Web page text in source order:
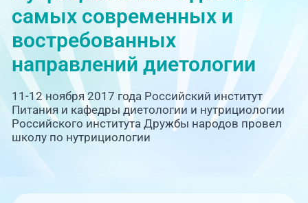
Акции
Отзывы
Адреса клиник
Медицина на дому
Телемедицина
+7 (351) 220-00-03
Единая справочная служба, запись на прием
самых современных и
востребованных
направлений диетологии
11-12 ноября 2017 года Российский институт
Питания и кафедры диетологии и нутрициологии
Российского института Дружбы народов провел
школу по нутрициологии